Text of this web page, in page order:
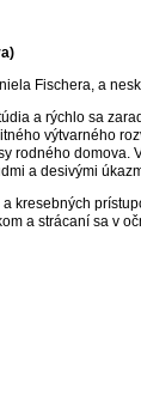
Fischera, a
a rýchlo sa
výtvarného
rodného
a desivými
kresebných
a strácaní sa v